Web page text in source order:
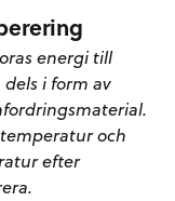
energi till
i form av
och
efter